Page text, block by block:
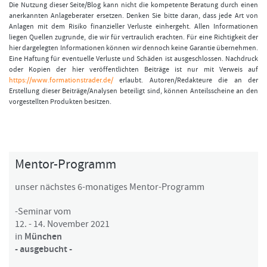
Die Nutzung dieser Seite/Blog kann nicht die kompetente Beratung durch einen
anerkannten Anlageberater ersetzen. Denken Sie bitte daran, dass jede Art von
Anlagen mit dem Risiko finanzieller Verluste einhergeht. Allen Informationen
liegen Quellen zugrunde, die wir für vertraulich erachten. Für eine Richtigkeit der
hier dargelegten Informationen können wir dennoch keine Garantie übernehmen.
Eine Haftung für eventuelle Verluste und Schäden ist ausgeschlossen. Nachdruck
oder Kopien der hier veröffentlichten Beiträge ist nur mit Verweis auf
https://www.formationstrader.de/ erlaubt. Autoren/Redakteure die an der
Erstellung dieser Beiträge/Analysen beteiligt sind, können Anteilsscheine an den
vorgestellten Produkten besitzen.
Mentor-Programm
unser nächstes 6-monatiges Mentor-Programm
-Seminar vom
12. - 14. November 2021
in München
- ausgebucht -